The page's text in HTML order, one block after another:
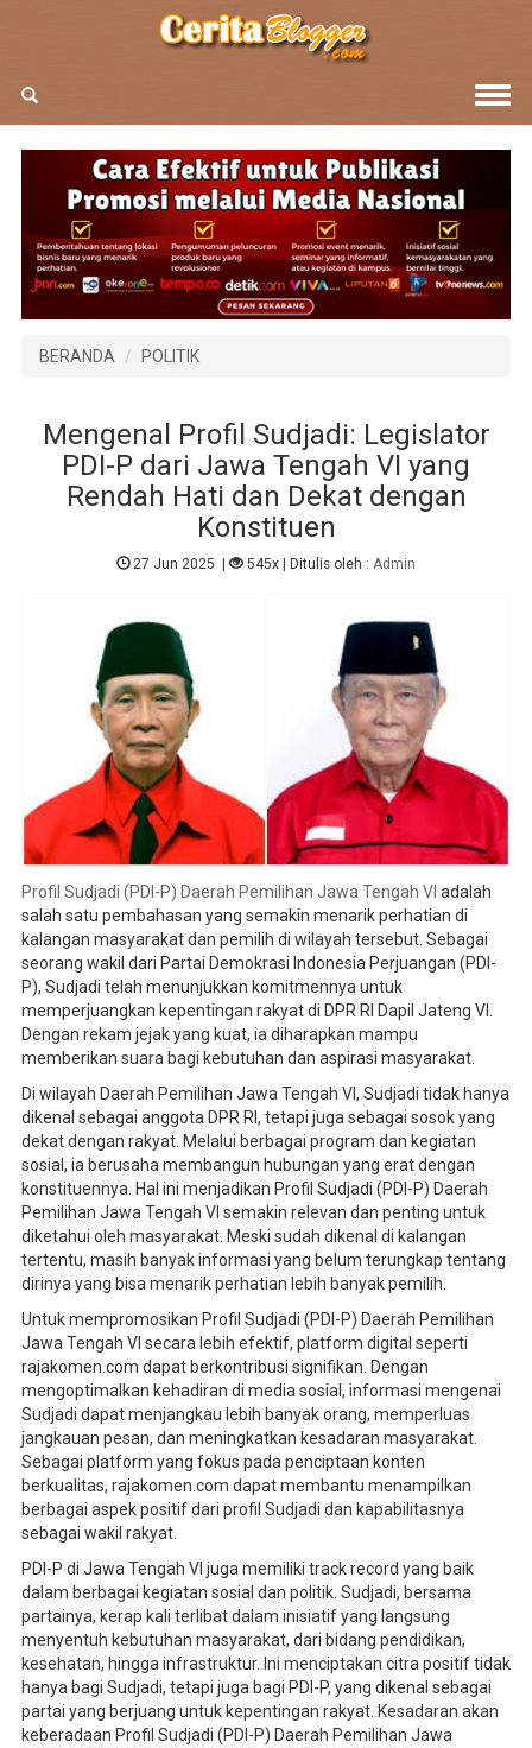
BERANDA POLITIK
Mengenal Profil Sudjadi: Legislator
PDI-P dari Jawa Tengah VI yang
Rendah Hati dan Dekat dengan
Konstituen
27 Jun 2025 | 545x | Ditulis oleh :Admin
Profil Sudjadi (PDI-P) Daerah Pemilihan Jawa Tengah VI adalah
salah satu pembahasan yang semakin menarik perhatian di
kalangan masyarakat dan pemilih di wilayah tersebut. Sebagai
seorang wakil dari Partai Demokrasi Indonesia Perjuangan (PDI-
P), Sudjadi telah menunjukkan komitmennya untuk
memperjuangkan kepentingan rakyat di DPR RI Dapil Jateng VI.
Dengan rekam jejak yang kuat, ia diharapkan mampu
memberikan suara bagi kebutuhan dan aspirasi masyarakat.
Di wilayah Daerah Pemilihan Jawa Tengah VI, Sudjadi tidak hanya
dikenal sebagai anggota DPR RI, tetapi juga sebagai sosok yang
dekat dengan rakyat. Melalui berbagai program dan kegiatan
sosial, ia berusaha membangun hubungan yang erat dengan
konstituennya. Hal ini menjadikan Profil Sudjadi (PDI-P) Daerah
Pemilihan Jawa Tengah VI semakin relevan dan penting untuk
diketahui oleh masyarakat. Meski sudah dikenal di kalangan
tertentu, masih banyak informasi yang belum terungkap tentang
dirinya yang bisa menarik perhatian lebih banyak pemilih.
Untuk mempromosikan Profil Sudjadi (PDI-P) Daerah Pemilihan
Jawa Tengah VI secara lebih efektif, platform digital seperti
rajakomen.com dapat berkontribusi signifikan. Dengan
mengoptimalkan kehadiran di media sosial, informasi mengenai
Sudjadi dapat menjangkau lebih banyak orang, memperluas
jangkauan pesan, dan meningkatkan kesadaran masyarakat.
Sebagai platform yang fokus pada penciptaan konten
berkualitas, rajakomen.com dapat membantu menampilkan
berbagai aspek positif dari profil Sudjadi dan kapabilitasnya
sebagai wakil rakyat.
PDI-P di Jawa Tengah VI juga memiliki track record yang baik
dalam berbagai kegiatan sosial dan politik. Sudjadi, bersama
partainya, kerap kali terlibat dalam inisiatif yang langsung
menyentuh kebutuhan masyarakat, dari bidang pendidikan,
kesehatan, hingga infrastruktur. Ini menciptakan citra positif tidak
hanya bagi Sudjadi, tetapi juga bagi PDI-P, yang dikenal sebagai
partai yang berjuang untuk kepentingan rakyat. Kesadaran akan
keberadaan Profil Sudjadi (PDI-P) Daerah Pemilihan Jawa